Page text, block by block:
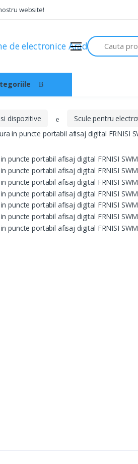
website!
si
si
Search
dispozitive Scule pentru
in puncte portabil afisaj digital FRNISI